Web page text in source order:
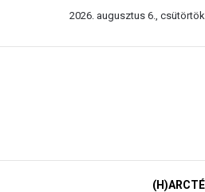
2026. augusztus 6., csütörtök